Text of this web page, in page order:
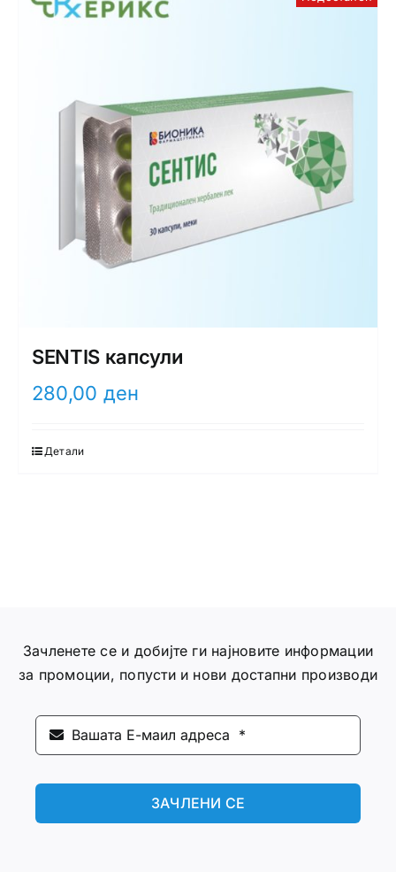
SENTIS капсули
280,00 ден
Детали
Зачленете се и добијте ги најновите информации
за промоции, попусти и нови достапни производи
ЗАЧЛЕНИ СЕ